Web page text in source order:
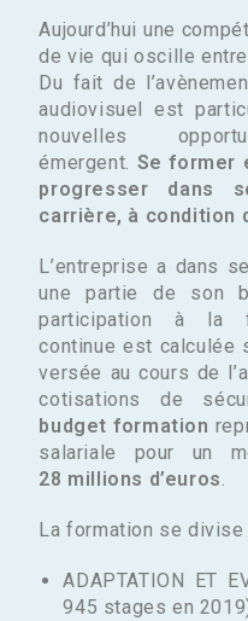
Aujourd’hui une
de vie qui oscille entre
Du fait de
audiovisuel est
nouvelles
émergent. Se former
progresser dans
carrière, à condition
L’entreprise a dans
une partie de son
participation à la
continue est calculée
versée au cours de
cotisations de
budget formation
salariale pour un
28 millions d’euros.
La formation se
ADAPTATION ET
945 stages en